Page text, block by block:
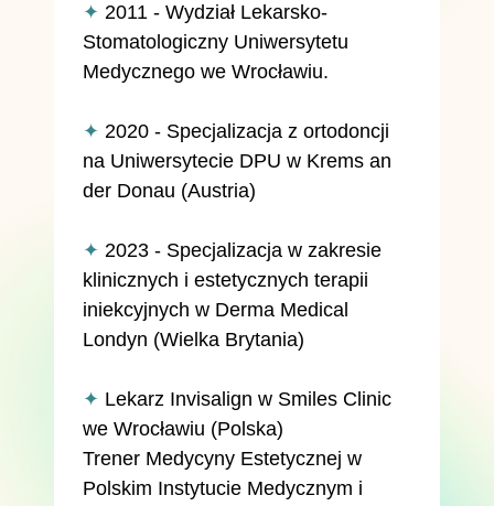
✦ 2011 - Wydział Lekarsko-
Stomatologiczny Uniwersytetu
Medycznego we Wrocławiu.
✦ 2020 - Specjalizacja z ortodoncji
na Uniwersytecie DPU w Krems an
der Donau (Austria)
✦ 2023 - Specjalizacja w zakresie
klinicznych i estetycznych terapii
iniekcyjnych w Derma Medical
Londyn (Wielka Brytania)
✦ Lekarz Invisalign w Smiles Clinic
we Wrocławiu (Polska)
Trener Medycyny Estetycznej w
Polskim Instytucie Medycznym i